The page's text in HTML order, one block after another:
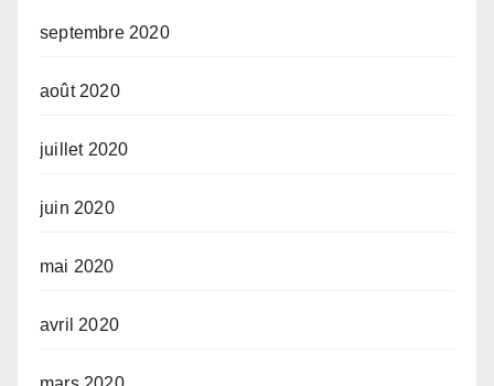
septembre 2020
août 2020
juillet 2020
juin 2020
mai 2020
avril 2020